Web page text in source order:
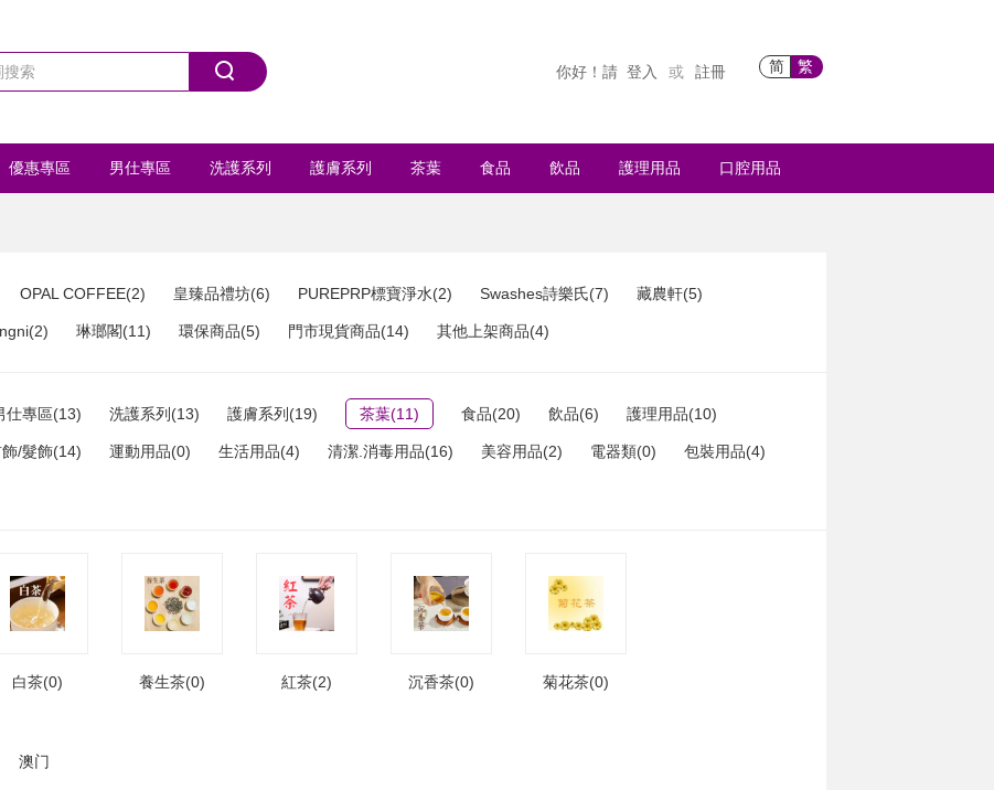
简 繁
你好！請 登入 或 註冊
優惠專區 男仕專區 洗護系列 護膚系列 茶葉 食品 飲品 護理用品 口腔用品
OPAL COFFEE(2) 皇臻品禮坊(6) PUREPRP標寶淨水(2) Swashes詩樂氏(7) 藏農軒(5)
琳瑯閣(11) 環保商品(5) 門市現貨商品(14) 其他上架商品(4)
仕專區(13) 洗護系列(13) 護膚系列(19) 茶葉(11) 食品(20) 飲品(6) 護理用品(10)
/髮飾(14) 運動用品(0) 生活用品(4) 清潔.消毒用品(16) 美容用品(2) 電器類(0) 包裝用品(4)
白茶(0) 養生茶(0) 紅茶(2) 沉香茶(0) 菊花茶(0)
澳门